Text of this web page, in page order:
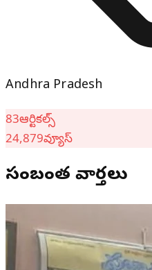
Andhra Pradesh
83ఆర్టికల్స్
24,879వ్యూస్
సంబంధిత వార్తలు